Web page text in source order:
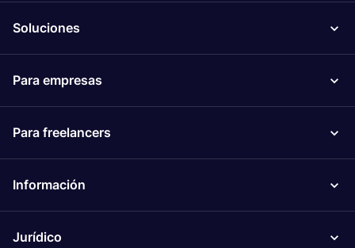
Soluciones
Para empresas
Para freelancers
Información
Jurídico